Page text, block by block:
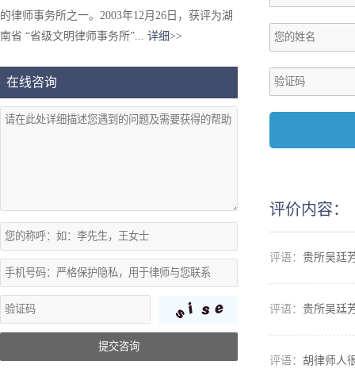
的律师事务所之一。2003年12月26日，获评为湖
南省 “省级文明律师事务所”... 详细>>
在线咨询
提交咨询
评价内容：
贵所吴廷
贵所吴廷
胡律师人